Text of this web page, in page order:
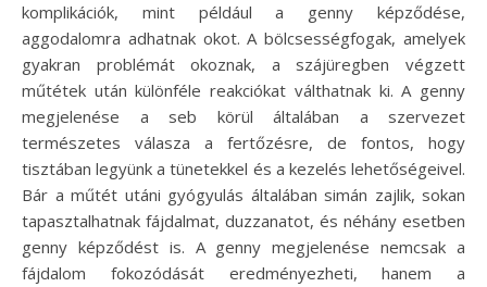
komplikációk, mint például a genny képződése,
aggodalomra adhatnak okot. A bölcsességfogak, amelyek
gyakran problémát okoznak, a szájüregben végzett
műtétek után különféle reakciókat válthatnak ki. A genny
megjelenése a seb körül általában a szervezet
természetes válasza a fertőzésre, de fontos, hogy
tisztában legyünk a tünetekkel és a kezelés lehetőségeivel.
Bár a műtét utáni gyógyulás általában simán zajlik, sokan
tapasztalhatnak fájdalmat, duzzanatot, és néhány esetben
genny képződést is. A genny megjelenése nemcsak a
fájdalom fokozódását eredményezheti, hanem a